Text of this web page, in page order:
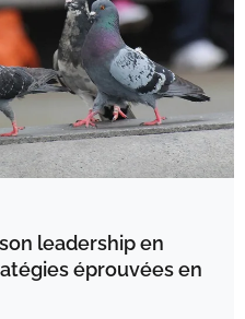
leadership en
éprouvées en